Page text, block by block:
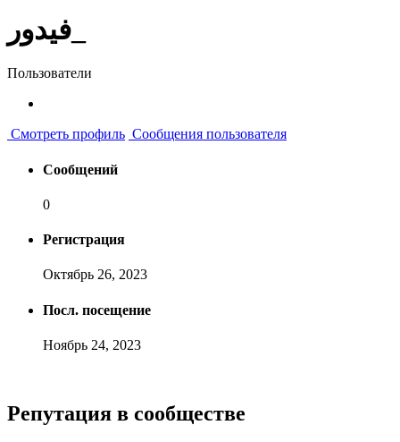
Пользователи
Смотреть профиль Сообщения пользователя
Сообщений
0
Регистрация
Октябрь 26, 2023
Посл. посещение
Ноябрь 24, 2023
Репутация в сообществе